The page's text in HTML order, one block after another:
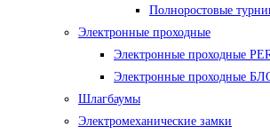
Полноростовые
Электронные проходные
Электронные проходные
Электронные проходные
Шлагбаумы
Электромеханические замки